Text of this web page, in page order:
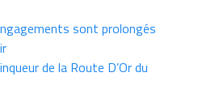
sont prolongés
de la Route D’Or du